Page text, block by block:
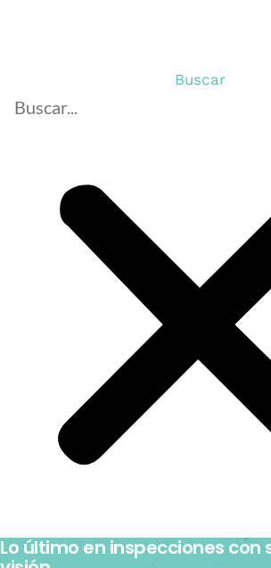
Buscar
Lo último en inspecciones con